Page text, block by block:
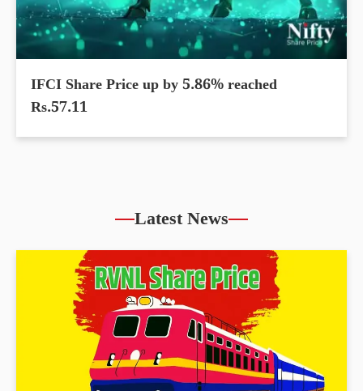
IFCI Share Price up by 5.86% reached
Rs.57.11
Latest News